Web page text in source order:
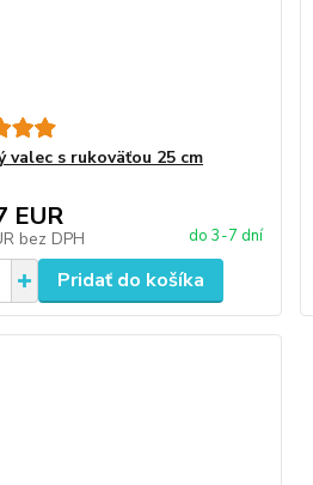
valec s rukoväťou 25 cm
EUR
bez DPH do 3-7 dní
Pridať do košíka